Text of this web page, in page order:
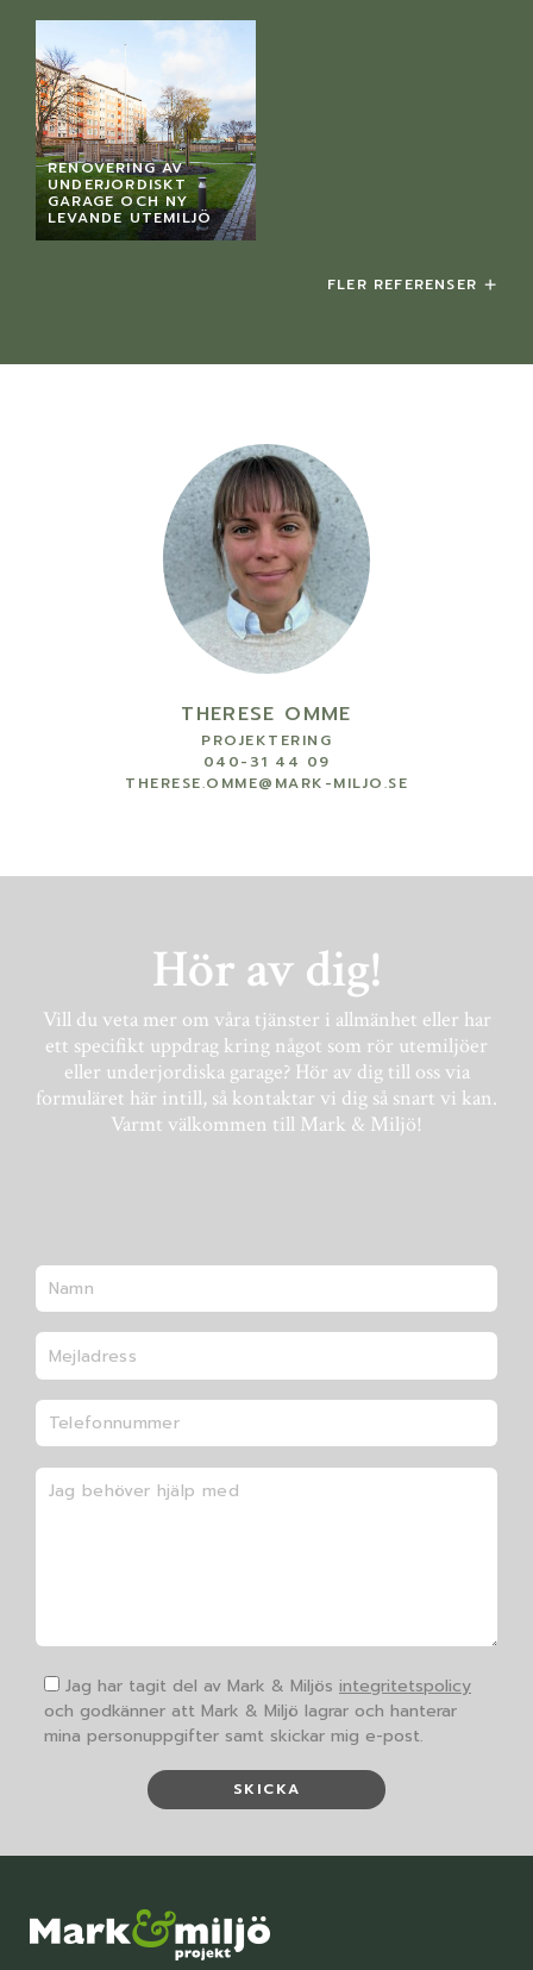
RENOVERING AV
UNDERJORDISKT
GARAGE OCH NY
LEVANDE UTEMILJÖ
FLER REFERENSER
THERESE OMME
PROJEKTERING
040-31 44 09
THERESE.OMME@MARK-MILJO.SE
Hör av dig!
Vill du veta mer om våra tjänster i allmänhet eller har
ett specifikt uppdrag kring något som rör utemiljöer
eller underjordiska garage? Hör av dig till oss via
formuläret här intill, så kontaktar vi dig så snart vi kan.
Varmt välkommen till Mark & Miljö!
Namn *
E-post *
Telefon *
Jag har tagit del av Mark & Miljös integritetspolicy
och godkänner att Mark & Miljö lagrar och hanterar
mina personuppgifter samt skickar mig e-post.